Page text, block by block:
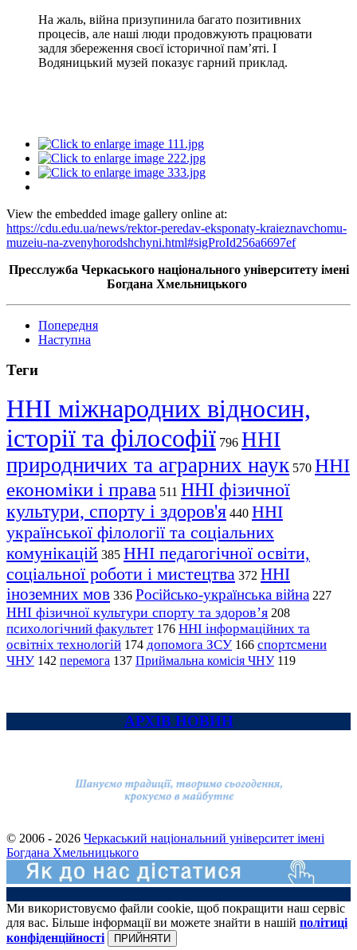
На жаль, війна призупинила багато позитивних
процесів, але наші люди продовжують працювати
задля збереження своєї історичної пам’яті. І
Водяницький музей показує гарний приклад.
View the embedded image gallery online at:
https://cdu.edu.ua/news/rektor-peredav-eksponaty-kraieznavchomu-
muzeiu-na-zvenyhorodshchyni.html#sigProId256a6697ef
Пресслужба Черкаського національного університету імені
Богдана Хмельницького
Попередня
Наступна
Теги
ННІ міжнародних відносин,
історії та філософії 796 ННІ
природничих та аграрних наук 570 ННІ
економіки і права 511 ННІ фізичної
культури, спорту і здоров'я 440 ННІ
української філології та соціальних
комунікацій 385 ННІ педагогічної освіти,
соціальної роботи і мистецтва 372 ННІ
іноземних мов 336 Російсько-українська війна 227
ННІ фізичної культури спорту та здоров’я 208
психологічний факультет 176 ННІ інформаційних та
освітніх технологій 174 допомога ЗСУ 166 спортсмени
ЧНУ 142 перемога 137 Приймальна комісія ЧНУ 119
АРХІВ НОВИН
© 2006 - 2026 Черкаський національний університет імені
Богдана Хмельницького
Ми використовуємо файли cookie, щоб покращити наш сервіс
для вас. Більше інформації ви можете знайти в нашій політиці
конфіденційності
ПРИЙНЯТИ